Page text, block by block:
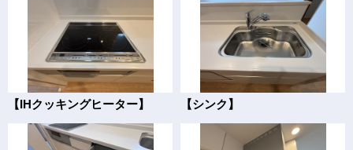
【IHクッキングヒーター】 【シンク】